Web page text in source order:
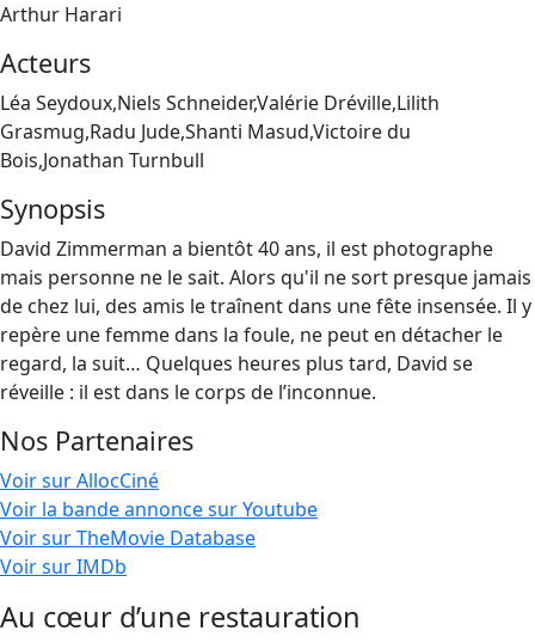
Arthur Harari
Acteurs
Léa Seydoux,Niels Schneider,Valérie Dréville,Lilith
Grasmug,Radu Jude,Shanti Masud,Victoire du
Bois,Jonathan Turnbull
Synopsis
David Zimmerman a bientôt 40 ans, il est photographe
mais personne ne le sait. Alors qu'il ne sort presque jamais
de chez lui, des amis le traînent dans une fête insensée. Il y
repère une femme dans la foule, ne peut en détacher le
regard, la suit… Quelques heures plus tard, David se
réveille : il est dans le corps de l’inconnue.
Nos Partenaires
Voir sur AllocCiné
Voir la bande annonce sur Youtube
Voir sur TheMovie Database
Voir sur IMDb
Au cœur d’une restauration